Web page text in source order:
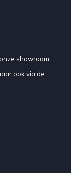
showroom
ook via de